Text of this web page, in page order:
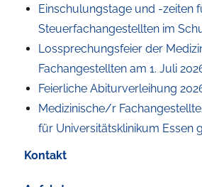
Einschulungstage und -zeiten
Steuerfachangestellten im
Lossprechungsfeier der
Fachangestellten am 1. Juli
Feierliche Abiturverleihung
Medizinische/r
für Universitätsklinikum Essen
Kontakt